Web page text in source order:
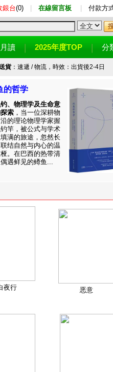
銀台(0) 在線留言板 付款方
月讀 2025年度TOP 分
貨：速遞 / 物流，時效：出貨後2-4日
的哲学
、物理学及生命意
索 ，当一位深耕物
的理论物理学家握
竿，被公式与学术
满的旅途，忽然长
结自然与内心的温
。在巴西的热带清
遇鲜见的鳟鱼...
夜行 恶意